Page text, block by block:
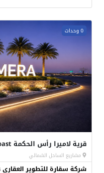
0 وحدات
قرية لاميرا رأس الحكمة La Mera North Coast خصم 30%
مشاريع الساحل الشمالي
شركة سقارة للتطوير العقاري Sakkara Developments